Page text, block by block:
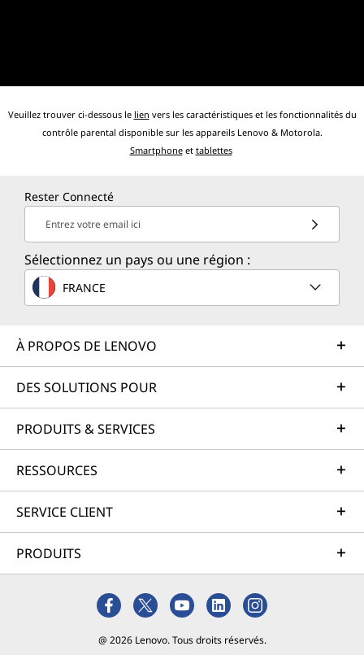
Veuillez trouver ci-dessous le lien vers les caractéristiques et les fonctionnalités du
contrôle parental disponible sur les appareils Lenovo & Motorola.
Smartphoneet tablettes
Rester Connecté
Entrez votre email ici
Sélectionnez un pays ou une région :
FRANCE
À PROPOS DE LENOVO
DES SOLUTIONS POUR
PRODUITS & SERVICES
RESSOURCES
SERVICE CLIENT
PRODUITS
@ 2026 Lenovo. Tous droits réservés.